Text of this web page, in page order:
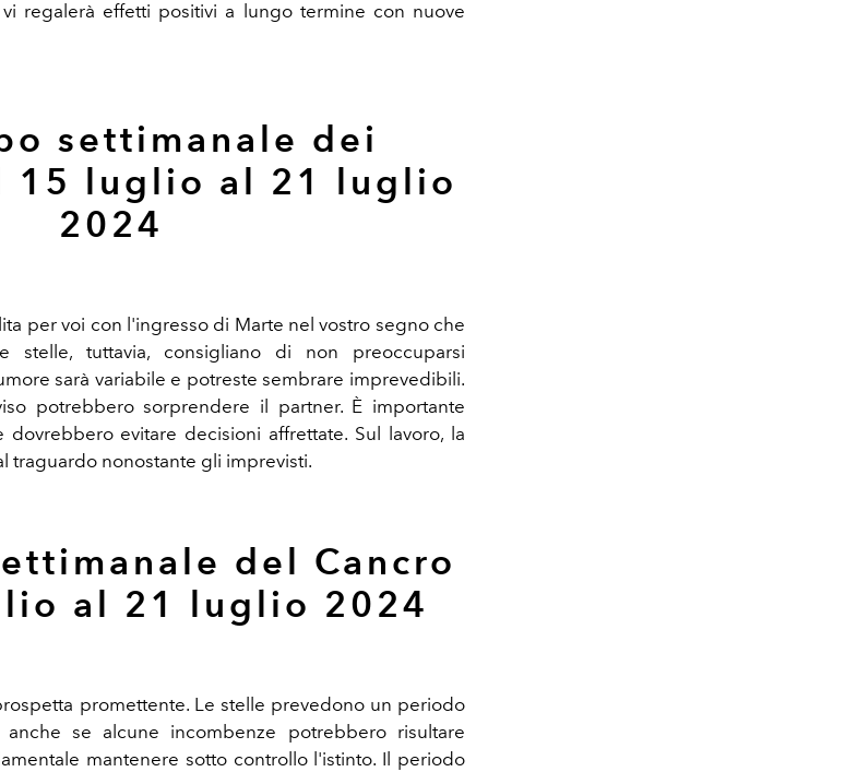
regalerà effetti positivi a lungo termine con nuove
settimanale dei
15 luglio al 21 luglio
2024
per voi con l'ingresso di Marte nel vostro segno che
stelle, tuttavia, consigliano di non preoccuparsi
sarà variabile e potreste sembrare imprevedibili.
potrebbero sorprendere il partner. È importante
dovrebbero evitare decisioni affrettate. Sul lavoro, la
traguardo nonostante gli imprevisti.
del Cancro
al 21 luglio 2024
promettente. Le stelle prevedono un periodo
anche se alcune incombenze potrebbero risultare
mantenere sotto controllo l'istinto. Il periodo